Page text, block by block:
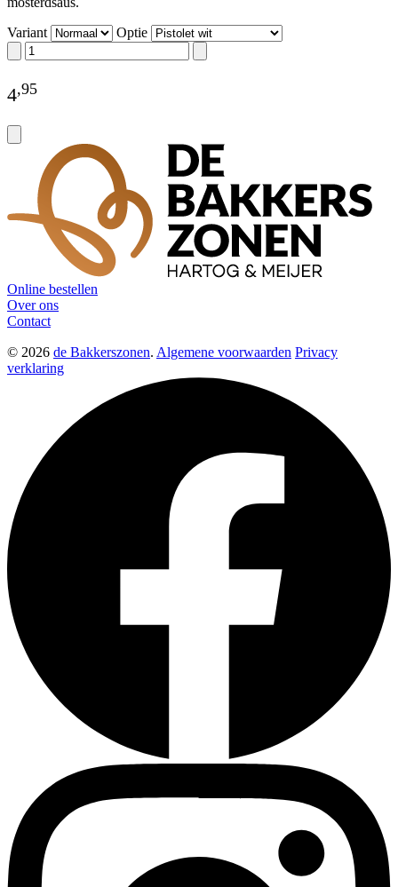
Variant
Optie
4,95
Online bestellen
Over ons
Contact
© 2026 de Bakkerszonen. Algemene voorwaarden Privacy
verklaring